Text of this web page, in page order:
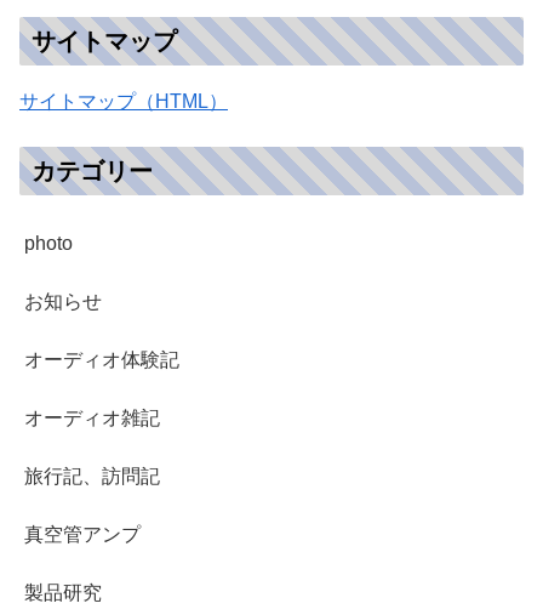
サイトマップ
サイトマップ（HTML）
カテゴリー
photo
お知らせ
オーディオ体験記
オーディオ雑記
旅行記、訪問記
真空管アンプ
製品研究